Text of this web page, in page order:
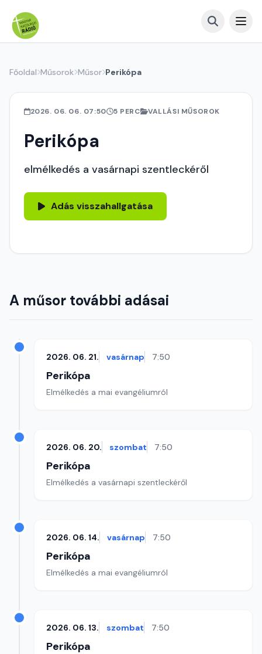
Főoldal Műsorok Műsor Perikópa
2026. 06. 06. 07:50 5 PERC VALLÁSI MŰSOROK
Perikópa
elmélkedés a vasárnapi szentleckéről
Adás visszahallgatása
A műsor további adásai
2026. 06. 21. vasárnap 7:50
Perikópa
Elmélkedés a mai evangéliumról
2026. 06. 20. szombat 7:50
Perikópa
Elmélkedés a vasárnapi szentleckéről
2026. 06. 14. vasárnap 7:50
Perikópa
Elmélkedés a mai evangéliumról
2026. 06. 13. szombat 7:50
Perikópa